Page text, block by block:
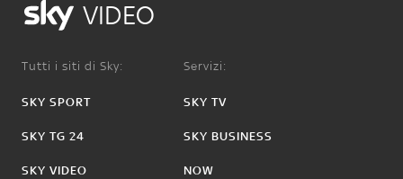
VIDEO
Tutti i siti di Sky:
SKY SPORT
SKY TG 24
SKY VIDEO
Servizi:
SKY TV
SKY BUSINESS
NOW